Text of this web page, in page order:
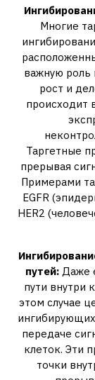
Многие
важную роль
рост и
происходит
Таргетные
прерывая
Примерами
EGFR
HER2
путей: Даже
пути внутри
этом случае
передаче
клеток. Эти
точки